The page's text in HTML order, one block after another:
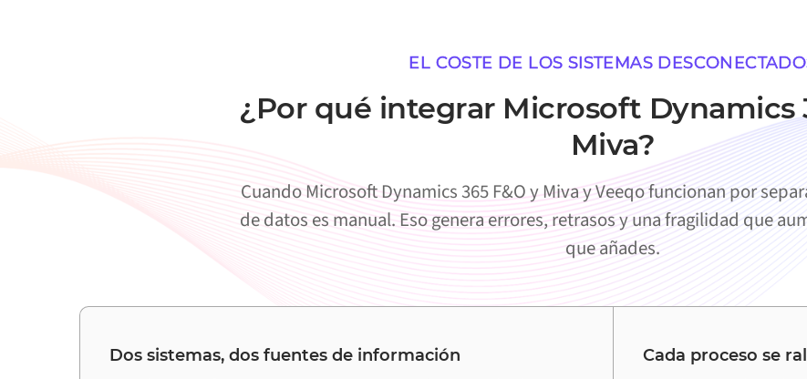
EL COSTE DE LOS SISTEMAS
¿Por qué integrar Microsoft Dynamics
Miva?
Cuando Microsoft Dynamics 365 F&O y Miva y Veeqo funcionan por
de datos es manual. Eso genera errores, retrasos y una fragilidad que
que añades.
Dos sistemas, dos fuentes de información Cada proceso se